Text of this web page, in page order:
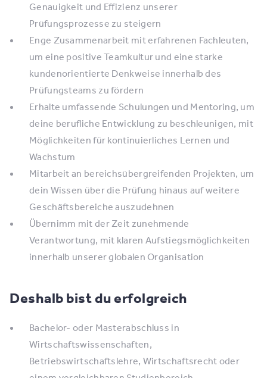
Genauigkeit und Effizienz unserer
Prüfungsprozesse zu steigern
Enge Zusammenarbeit mit erfahrenen Fachleuten,
um eine positive Teamkultur und eine starke
kundenorientierte Denkweise innerhalb des
Prüfungsteams zu fördern
Erhalte umfassende Schulungen und Mentoring, um
deine berufliche Entwicklung zu beschleunigen, mit
Möglichkeiten für kontinuierliches Lernen und
Wachstum
Mitarbeit an bereichsübergreifenden Projekten, um
dein Wissen über die Prüfung hinaus auf weitere
Geschäftsbereiche auszudehnen
Übernimm mit der Zeit zunehmende
Verantwortung, mit klaren Aufstiegsmöglichkeiten
innerhalb unserer globalen Organisation
Deshalb bist du erfolgreich
Bachelor- oder Masterabschluss in
Wirtschaftswissenschaften,
Betriebswirtschaftslehre, Wirtschaftsrecht oder